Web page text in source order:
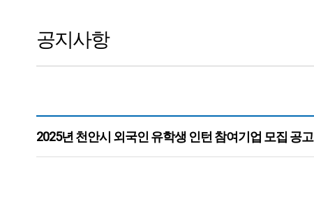
공지사항
2025년 천안시 외국인 유학생 인턴 참여기업 모집 공고